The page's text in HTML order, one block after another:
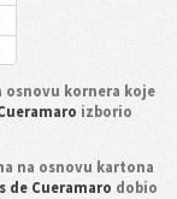
osnovu kornera koje
izborio
na osnovu kartona
de Cueramaro dobio